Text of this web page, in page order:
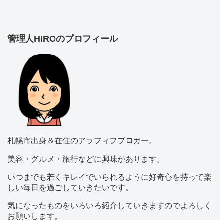
管理人HIROのプロフィール
札幌市出身＆在住のアラフィフブロガー。
美容・グルメ・旅行などに興味があります。
いつまでも若くキレイでいられるように好奇心を持って楽
しい毎日を過ごしていきたいです。
気になったものをいろいろ紹介していきますのでよろしく
お願いします。